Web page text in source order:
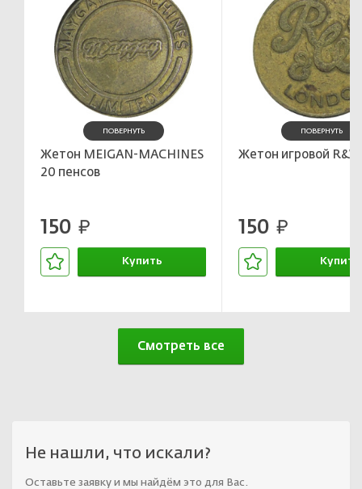
ПОВЕРНУТЬ
Жетон MEIGAN-MACHINES
20 пенсов
150 руб.
Купить
ПОВЕРНУТЬ
Жетон игровой R&W
150 руб.
Купить
Смотреть все
Не нашли, что искали?
Оставьте заявку и мы найдём это для Вас.